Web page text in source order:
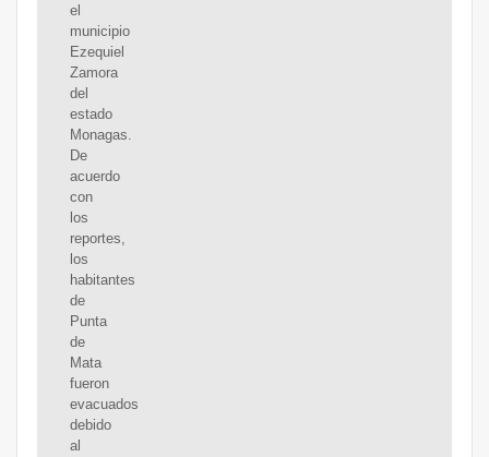
el
municipio
Ezequiel
Zamora
del
estado
Monagas.
De
acuerdo
con
los
reportes,
los
habitantes
de
Punta
de
Mata
fueron
evacuados
debido
al